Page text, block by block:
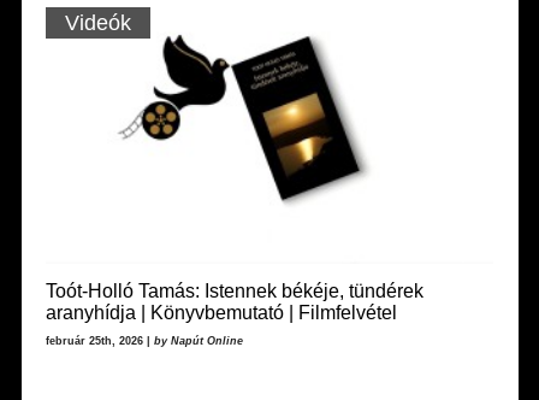
Videók
Toót-Holló Tamás: Istennek békéje, tündérek
aranyhídja | Könyvbemutató | Filmfelvétel
február 25th, 2026 | by Napút Online